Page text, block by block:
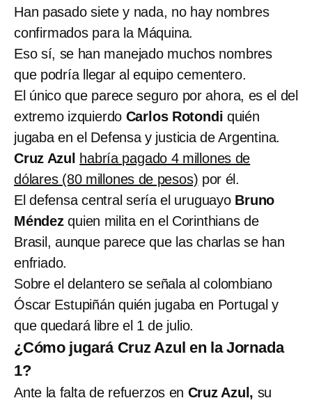
Han pasado siete y nada, no hay nombres
confirmados para la Máquina.
Eso sí, se han manejado muchos nombres
que podría llegar al equipo cementero.
El único que parece seguro por ahora, es el del
extremo izquierdo Carlos Rotondi quién
jugaba en el Defensa y justicia de Argentina.
Cruz Azul
habría pagado 4 millones de
dólares (80 millones de pesos) por él.
El defensa central sería el uruguayoBruno
Méndezquien milita en el Corinthians de
Brasil, aunque parece que las charlas se han
enfriado.
Sobre el delantero se señala al colombiano
Óscar Estupiñán quién jugaba en Portugal y
que quedará libre el 1 de julio.
¿Cómo jugará Cruz Azul en la Jornada
1?
Ante la falta de refuerzos en Cruz Azul, su